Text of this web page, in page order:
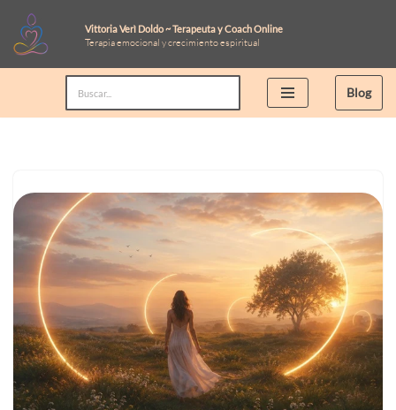
Saltar
al
Vittoria Verì Doldo ~ Terapeuta y Coach Online
Terapia emocional y crecimiento espiritual
Blog